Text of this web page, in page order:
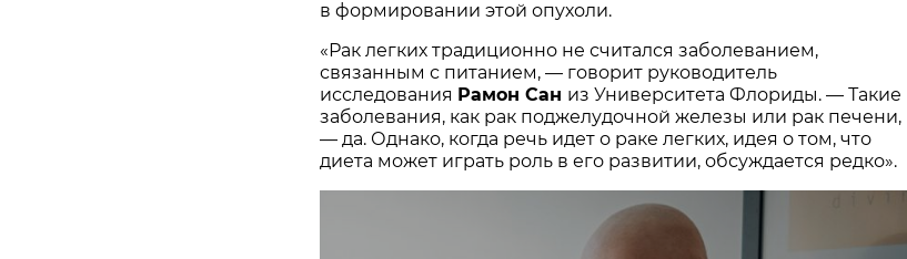
в формировании этой опухоли.
«Рак легких традиционно не считался заболеванием,
связанным с питанием, — говорит руководитель
исследования Рамон Сан из Университета Флориды. — Такие
заболевания, как рак поджелудочной железы или рак печени,
— да. Однако, когда речь идет о раке легких, идея о том, что
диета может играть роль в его развитии, обсуждается редко».